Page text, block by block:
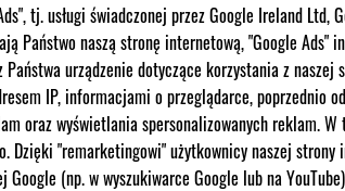
tj. usługi świadczonej przez Google Ireland Ltd,
Państwo naszą stronę internetową, "Google
urządzenie dotyczące korzystania z
IP, informacjami o przeglądarce, poprzednio
oraz wyświetlania spersonalizowanych reklam.
Dzięki "remarketingowi" użytkownicy naszej
(np. w wyszukiwarce Google lub na